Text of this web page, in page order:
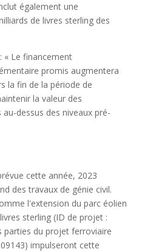
également une
de livres sterling des
« Le financement
promis augmentera
la fin de la période de
la valeur des
dessus des niveaux pré-
cette année, 2023
des travaux de génie civil.
l'extension du parc éolien
sterling (ID de projet :
parties du projet ferroviaire
impulseront cette